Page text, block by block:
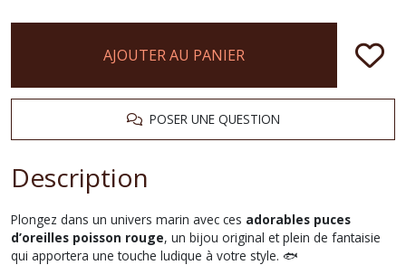
AJOUTER AU PANIER
POSER UNE QUESTION
Description
Plongez dans un univers marin avec ces adorables puces
d’oreilles poisson rouge, un bijou original et plein de fantaisie
qui apportera une touche ludique à votre style. 🐟